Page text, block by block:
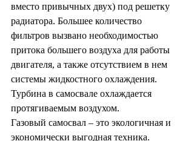
вместо привычных двух) под решетку
радиатора. Большее количество
фильтров вызвано необходимостью
притока большего воздуха для работы
двигателя, а также отсутствием в нем
системы жидкостного охлаждения.
Турбина в самосвале охлаждается
протягиваемым воздухом.
Газовый самосвал – это экологичная и
экономически выгодная техника.